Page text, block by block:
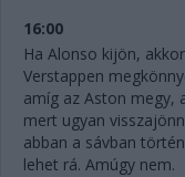
16:00
Ha Alonso kijön,
Verstappen
amíg az Aston megy,
mert ugyan
abban a sávban
lehet rá. Amúgy nem.